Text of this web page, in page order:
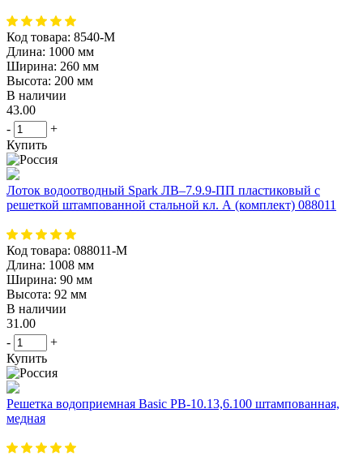
Код товара: 8540-М
Длина: 1000 мм
Ширина: 260 мм
Высота: 200 мм
В наличии
43.00
-
+
Купить
Лоток водоотводный Spark ЛВ–7.9.9-ПП пластиковый с
решеткой штампованной стальной кл. А (комплект) 088011
Код товара: 088011-М
Длина: 1008 мм
Ширина: 90 мм
Высота: 92 мм
В наличии
31.00
-
+
Купить
Решетка водоприемная Basic РВ-10.13,6.100 штампованная,
медная